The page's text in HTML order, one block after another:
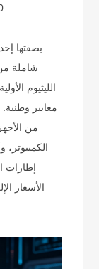
بصفتها
شاملة
الليثيوم
معايير
من
إطارات
الأسعار